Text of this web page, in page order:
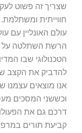
שצריך זה פשוט
חווייתית ומשתלמת.
עולם האונליין עם
הרשת השתלטה על
הטכנולוגי שבו
להדביק את הקצב של
אנו מוצאים
וכששני המסכים
דרכם גם את
קביעת תורים